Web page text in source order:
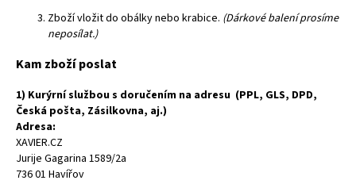
Zboží vložit do obálky nebo krabice. (Dárkové balení prosíme
neposílat.)
Kam zboží poslat
1) Kurýrní službou s doručením na adresu (PPL, GLS, DPD,
Česká pošta, Zásilkovna, aj.)
Adresa:
XAVIER.CZ
Jurije Gagarina 1589/2a
736 01 Havířov